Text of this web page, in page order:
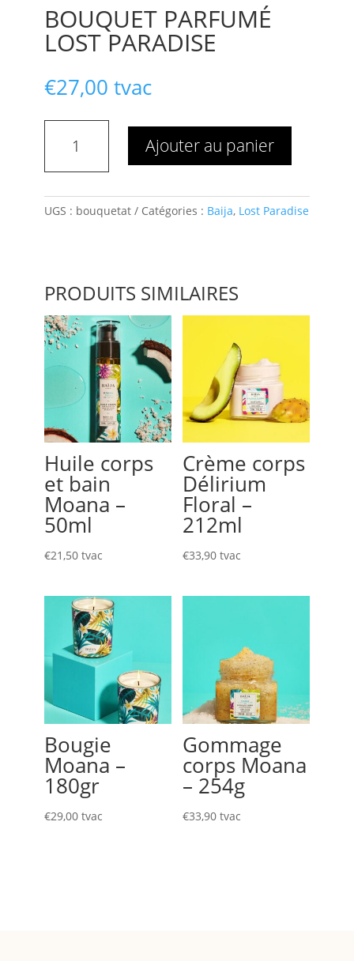
BOUQUET PARFUMÉ
LOST PARADISE
€27,00 tvac
Lost
Paradise
Ajouter au panier
UGS : bouquetat Catégories : Baija, Lost Paradise
PRODUITS SIMILAIRES
Huile corps
et bain
Moana –
50ml
€21,50 tvac
Crème corps
Délirium
Floral –
212ml
€33,90 tvac
Bougie
Moana –
180gr
€29,00 tvac
Gommage
corps Moana
– 254g
€33,90 tvac